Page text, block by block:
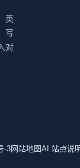
英
写
对
-3网站地图AI 站点说